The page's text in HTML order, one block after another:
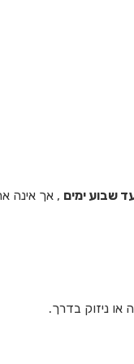
שבוע ימים , אך אינה